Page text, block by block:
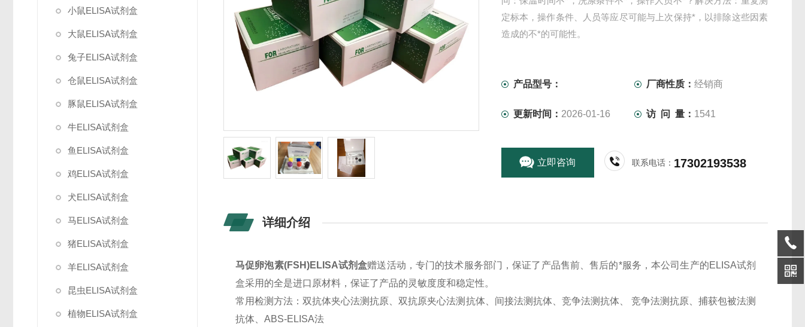
小鼠ELISA试剂盒
大鼠ELISA试剂盒
兔子ELISA试剂盒
仓鼠ELISA试剂盒
豚鼠ELISA试剂盒
牛ELISA试剂盒
鱼ELISA试剂盒
鸡ELISA试剂盒
犬ELISA试剂盒
马ELISA试剂盒
猪ELISA试剂盒
羊ELISA试剂盒
昆虫ELISA试剂盒
植物ELISA试剂盒
定标本，操作条件、人员等应尽可能与上次保持*，以排除这些因素
造成的不*的可能性。
产品型号： 厂商性质：经销商
更新时间： 2026-01-16 访 问 量： 1541
立即咨询 联系电话： 17302193538
详细介绍
马促卵泡素(FSH)ELISA试剂盒赠送活动，专门的技术服务部门，保证了产品售前、售后的*服务，本公司生产的ELISA试剂
盒采用的全是进口原材料，保证了产品的灵敏度度和稳定性。
常用检测方法：双抗体夹心法测抗原、双抗原夹心法测抗体、间接法测抗体、竞争法测抗体、 竞争法测抗原、捕获包被法测
抗体、ABS-ELISA法